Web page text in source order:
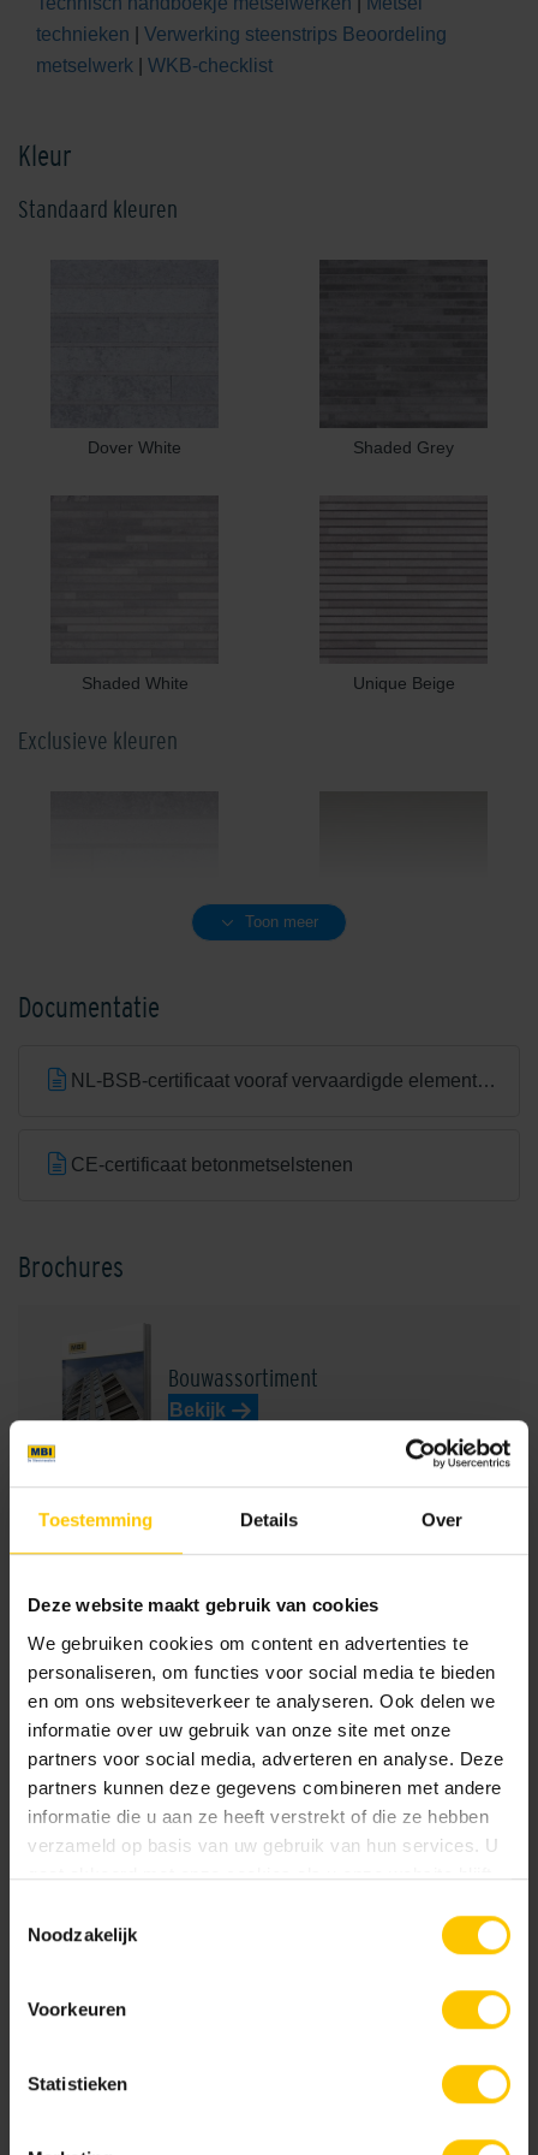
Toestemming Details Over
Deze website maakt gebruik van cookies
We gebruiken cookies om content en advertenties te
personaliseren, om functies voor social media te bieden
en om ons websiteverkeer te analyseren. Ook delen we
informatie over uw gebruik van onze site met onze
partners voor social media, adverteren en analyse. Deze
partners kunnen deze gegevens combineren met andere
informatie die u aan ze heeft verstrekt of die ze hebben
verzameld op basis van uw gebruik van hun services. U
gaat akkoord met onze cookies als u onze website blijft
Noodzakelijk
Voorkeuren
Statistieken
technieken
Verwerking steenstrips Beoordeling
metselwerk
WKB-checklist
Kleur
Standaard kleuren
Dover White Shaded Grey
Shaded White Unique Beige
Exclusieve kleuren
Birmingham Greyblue Blossom Red
Bright Green
Toon meer
Documentatie
NL-BSB-certificaat vooraf vervaardigde elementen van beton
CE-certificaat betonmetselstenen
Brochures
Bouwassortiment
Bekijk
Projectvoorbeelden bouw
Metselwerken Handboek
Bekijk